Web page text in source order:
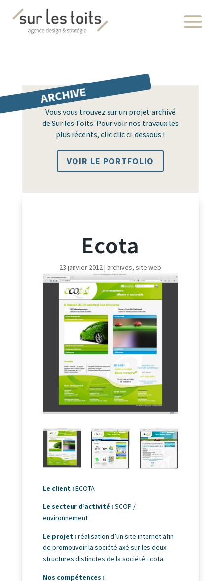
ARCHIVE
Vous vous trouvez sur un projet archivé
de Sur les Toits. Pour voir nos travaux les
plus récents, clic clic ci-dessous !
VOIR LE PORTFOLIO
Ecota
23 janvier 2012| archives,site web
Le client : ECOTA
Le secteur d’activité : SCOP /
environnement
Le projet : réalisation d’un site internet afin
de promouvoir la société axé sur les deux
structures distinctes de la société Ecota
Nos compétences :